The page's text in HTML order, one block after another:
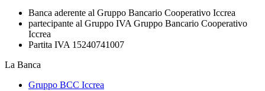
Banca aderente al Gruppo Bancario Cooperativo Iccrea
partecipante al Gruppo IVA Gruppo Bancario Cooperativo
Iccrea
Partita IVA 15240741007
La Banca
Gruppo BCC Iccrea